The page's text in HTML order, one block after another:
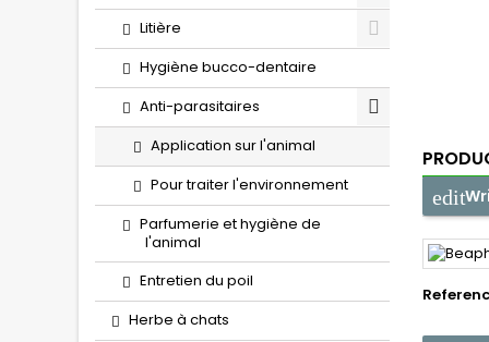
Litière
Hygiène bucco-dentaire
Anti-parasitaires
Application sur l'animal
Pour traiter l'environnement
Parfumerie et hygiène de
l'animal
Entretien du poil
Herbe à chats